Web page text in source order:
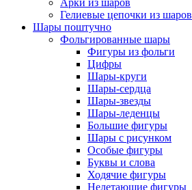
Гелиевые цепочки из шаров
Шары поштучно
Фольгированные шары
Фигуры из фольги
Цифры
Шары-круги
Шары-сердца
Шары-звезды
Шары-леденцы
Большие фигуры
Шары с рисунком
Особые фигуры
Буквы и слова
Ходячие фигуры
Нелетающие фигуры